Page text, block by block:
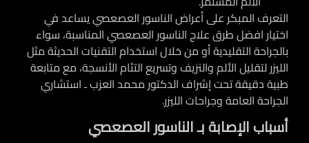
التعرف المبكر على أعراض الناسور العصعصي يساعد في
اختيار افضل طرق علاج الناسور العصعصي المناسبة، سواء
بالجراحة التقليدية أو من خلال استخدام التقنيات الحديثة مثل
الليزر لتقليل الألم والنزيف وتسريع التئام الأنسجة، مع متابعة
طبية دقيقة تحت إشراف الدكتور محمد العزب ـ استشاري
الجراحة العامة وجراحات الليزر.
أسباب الإصابة بـ الناسور العصعصي